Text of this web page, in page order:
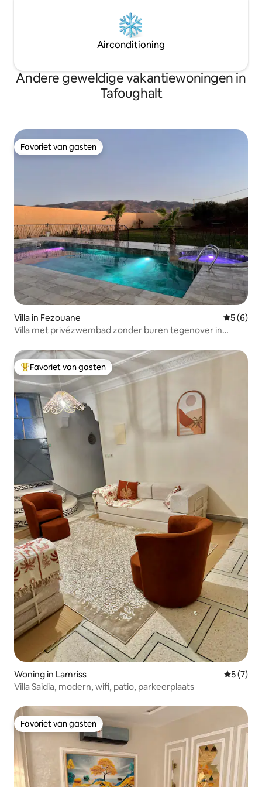
Airconditioning
Andere geweldige vakantiewoningen in
Tafoughalt
Favoriet van gasten
Favoriet van gasten
Villa in Fezouane
5 (6)
Villa met privézwembad zonder buren tegenover in
Topfavoriet van gasten
Favoriet van gasten
Woning in Lamriss
5 (7)
Villa Saidia, modern, wifi, patio, parkeerplaats
Favoriet van gasten
Favoriet van gasten